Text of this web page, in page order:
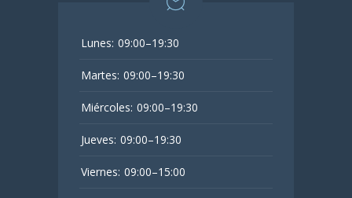
Lunes: 09:00–19:30
Martes: 09:00–19:30
Miércoles: 09:00–19:30
Jueves: 09:00–19:30
Viernes: 09:00–15:00